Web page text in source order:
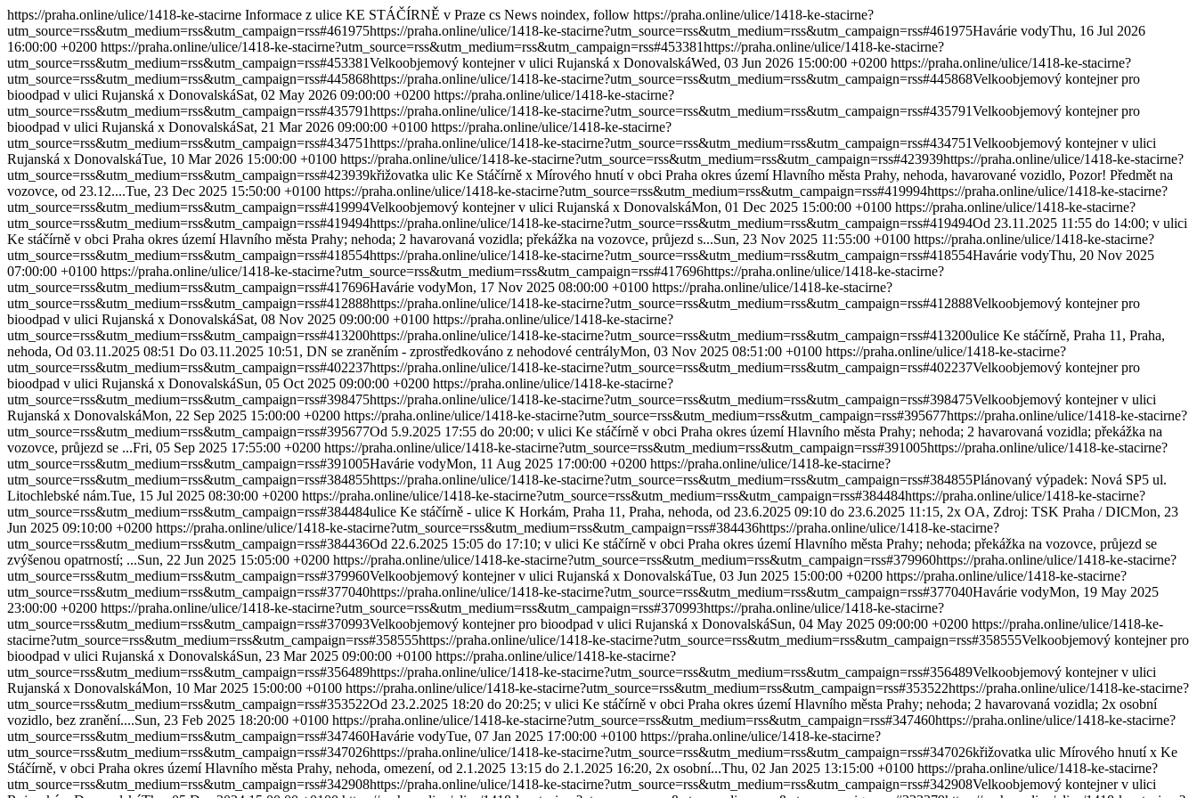
https://praha.online/ulice/1418-ke-stacirne Informace z ulice KE STÁČÍRNĚ v Praze cs News noindex, follow https://praha.online/ulice/1418-ke-stacirne?
utm_source=rss&utm_medium=rss&utm_campaign=rss#461975https://praha.online/ulice/1418-ke-stacirne?utm_source=rss&utm_medium=rss&utm_campaign=rss#461975Havárie vodyThu, 16 Jul 2026
16:00:00 +0200 https://praha.online/ulice/1418-ke-stacirne?utm_source=rss&utm_medium=rss&utm_campaign=rss#453381https://praha.online/ulice/1418-ke-stacirne?
utm_source=rss&utm_medium=rss&utm_campaign=rss#453381Velkoobjemový kontejner v ulici Rujanská x DonovalskáWed, 03 Jun 2026 15:00:00 +0200 https://praha.online/ulice/1418-ke-stacirne?
utm_source=rss&utm_medium=rss&utm_campaign=rss#445868https://praha.online/ulice/1418-ke-stacirne?utm_source=rss&utm_medium=rss&utm_campaign=rss#445868Velkoobjemový kontejner pro
bioodpad v ulici Rujanská x DonovalskáSat, 02 May 2026 09:00:00 +0200 https://praha.online/ulice/1418-ke-stacirne?
utm_source=rss&utm_medium=rss&utm_campaign=rss#435791https://praha.online/ulice/1418-ke-stacirne?utm_source=rss&utm_medium=rss&utm_campaign=rss#435791Velkoobjemový kontejner pro
bioodpad v ulici Rujanská x DonovalskáSat, 21 Mar 2026 09:00:00 +0100 https://praha.online/ulice/1418-ke-stacirne?
utm_source=rss&utm_medium=rss&utm_campaign=rss#434751https://praha.online/ulice/1418-ke-stacirne?utm_source=rss&utm_medium=rss&utm_campaign=rss#434751Velkoobjemový kontejner v ulici
Rujanská x DonovalskáTue, 10 Mar 2026 15:00:00 +0100 https://praha.online/ulice/1418-ke-stacirne?utm_source=rss&utm_medium=rss&utm_campaign=rss#423939https://praha.online/ulice/1418-ke-stacirne?
utm_source=rss&utm_medium=rss&utm_campaign=rss#423939křižovatka ulic Ke Stáčírně x Mírového hnutí v obci Praha okres území Hlavního města Prahy, nehoda, havarované vozidlo, Pozor! Předmět na
vozovce, od 23.12....Tue, 23 Dec 2025 15:50:00 +0100 https://praha.online/ulice/1418-ke-stacirne?utm_source=rss&utm_medium=rss&utm_campaign=rss#419994https://praha.online/ulice/1418-ke-stacirne?
utm_source=rss&utm_medium=rss&utm_campaign=rss#419994Velkoobjemový kontejner v ulici Rujanská x DonovalskáMon, 01 Dec 2025 15:00:00 +0100 https://praha.online/ulice/1418-ke-stacirne?
utm_source=rss&utm_medium=rss&utm_campaign=rss#419494https://praha.online/ulice/1418-ke-stacirne?utm_source=rss&utm_medium=rss&utm_campaign=rss#419494Od 23.11.2025 11:55 do 14:00; v ulici
Ke stáčírně v obci Praha okres území Hlavního města Prahy; nehoda; 2 havarovaná vozidla; překážka na vozovce, průjezd s...Sun, 23 Nov 2025 11:55:00 +0100 https://praha.online/ulice/1418-ke-stacirne?
utm_source=rss&utm_medium=rss&utm_campaign=rss#418554https://praha.online/ulice/1418-ke-stacirne?utm_source=rss&utm_medium=rss&utm_campaign=rss#418554Havárie vodyThu, 20 Nov 2025
07:00:00 +0100 https://praha.online/ulice/1418-ke-stacirne?utm_source=rss&utm_medium=rss&utm_campaign=rss#417696https://praha.online/ulice/1418-ke-stacirne?
utm_source=rss&utm_medium=rss&utm_campaign=rss#417696Havárie vodyMon, 17 Nov 2025 08:00:00 +0100 https://praha.online/ulice/1418-ke-stacirne?
utm_source=rss&utm_medium=rss&utm_campaign=rss#412888https://praha.online/ulice/1418-ke-stacirne?utm_source=rss&utm_medium=rss&utm_campaign=rss#412888Velkoobjemový kontejner pro
bioodpad v ulici Rujanská x DonovalskáSat, 08 Nov 2025 09:00:00 +0100 https://praha.online/ulice/1418-ke-stacirne?
utm_source=rss&utm_medium=rss&utm_campaign=rss#413200https://praha.online/ulice/1418-ke-stacirne?utm_source=rss&utm_medium=rss&utm_campaign=rss#413200ulice Ke stáčírně, Praha 11, Praha,
nehoda, Od 03.11.2025 08:51 Do 03.11.2025 10:51, DN se zraněním - zprostředkováno z nehodové centrályMon, 03 Nov 2025 08:51:00 +0100 https://praha.online/ulice/1418-ke-stacirne?
utm_source=rss&utm_medium=rss&utm_campaign=rss#402237https://praha.online/ulice/1418-ke-stacirne?utm_source=rss&utm_medium=rss&utm_campaign=rss#402237Velkoobjemový kontejner pro
bioodpad v ulici Rujanská x DonovalskáSun, 05 Oct 2025 09:00:00 +0200 https://praha.online/ulice/1418-ke-stacirne?
utm_source=rss&utm_medium=rss&utm_campaign=rss#398475https://praha.online/ulice/1418-ke-stacirne?utm_source=rss&utm_medium=rss&utm_campaign=rss#398475Velkoobjemový kontejner v ulici
Rujanská x DonovalskáMon, 22 Sep 2025 15:00:00 +0200 https://praha.online/ulice/1418-ke-stacirne?utm_source=rss&utm_medium=rss&utm_campaign=rss#395677https://praha.online/ulice/1418-ke-stacirne?
utm_source=rss&utm_medium=rss&utm_campaign=rss#395677Od 5.9.2025 17:55 do 20:00; v ulici Ke stáčírně v obci Praha okres území Hlavního města Prahy; nehoda; 2 havarovaná vozidla; překážka na
vozovce, průjezd se ...Fri, 05 Sep 2025 17:55:00 +0200 https://praha.online/ulice/1418-ke-stacirne?utm_source=rss&utm_medium=rss&utm_campaign=rss#391005https://praha.online/ulice/1418-ke-stacirne?
utm_source=rss&utm_medium=rss&utm_campaign=rss#391005Havárie vodyMon, 11 Aug 2025 17:00:00 +0200 https://praha.online/ulice/1418-ke-stacirne?
utm_source=rss&utm_medium=rss&utm_campaign=rss#384855https://praha.online/ulice/1418-ke-stacirne?utm_source=rss&utm_medium=rss&utm_campaign=rss#384855Plánovaný výpadek: Nová SP5 ul.
Litochlebské nám.Tue, 15 Jul 2025 08:30:00 +0200 https://praha.online/ulice/1418-ke-stacirne?utm_source=rss&utm_medium=rss&utm_campaign=rss#384484https://praha.online/ulice/1418-ke-stacirne?
utm_source=rss&utm_medium=rss&utm_campaign=rss#384484ulice Ke stáčírně - ulice K Horkám, Praha 11, Praha, nehoda, od 23.6.2025 09:10 do 23.6.2025 11:15, 2x OA, Zdroj: TSK Praha / DICMon, 23
Jun 2025 09:10:00 +0200 https://praha.online/ulice/1418-ke-stacirne?utm_source=rss&utm_medium=rss&utm_campaign=rss#384436https://praha.online/ulice/1418-ke-stacirne?
utm_source=rss&utm_medium=rss&utm_campaign=rss#384436Od 22.6.2025 15:05 do 17:10; v ulici Ke stáčírně v obci Praha okres území Hlavního města Prahy; nehoda; překážka na vozovce, průjezd se
zvýšenou opatrností; ...Sun, 22 Jun 2025 15:05:00 +0200 https://praha.online/ulice/1418-ke-stacirne?utm_source=rss&utm_medium=rss&utm_campaign=rss#379960https://praha.online/ulice/1418-ke-stacirne?
utm_source=rss&utm_medium=rss&utm_campaign=rss#379960Velkoobjemový kontejner v ulici Rujanská x DonovalskáTue, 03 Jun 2025 15:00:00 +0200 https://praha.online/ulice/1418-ke-stacirne?
utm_source=rss&utm_medium=rss&utm_campaign=rss#377040https://praha.online/ulice/1418-ke-stacirne?utm_source=rss&utm_medium=rss&utm_campaign=rss#377040Havárie vodyMon, 19 May 2025
23:00:00 +0200 https://praha.online/ulice/1418-ke-stacirne?utm_source=rss&utm_medium=rss&utm_campaign=rss#370993https://praha.online/ulice/1418-ke-stacirne?
utm_source=rss&utm_medium=rss&utm_campaign=rss#370993Velkoobjemový kontejner pro bioodpad v ulici Rujanská x DonovalskáSun, 04 May 2025 09:00:00 +0200 https://praha.online/ulice/1418-ke-
stacirne?utm_source=rss&utm_medium=rss&utm_campaign=rss#358555https://praha.online/ulice/1418-ke-stacirne?utm_source=rss&utm_medium=rss&utm_campaign=rss#358555Velkoobjemový kontejner pro
bioodpad v ulici Rujanská x DonovalskáSun, 23 Mar 2025 09:00:00 +0100 https://praha.online/ulice/1418-ke-stacirne?
utm_source=rss&utm_medium=rss&utm_campaign=rss#356489https://praha.online/ulice/1418-ke-stacirne?utm_source=rss&utm_medium=rss&utm_campaign=rss#356489Velkoobjemový kontejner v ulici
Rujanská x DonovalskáMon, 10 Mar 2025 15:00:00 +0100 https://praha.online/ulice/1418-ke-stacirne?utm_source=rss&utm_medium=rss&utm_campaign=rss#353522https://praha.online/ulice/1418-ke-stacirne?
utm_source=rss&utm_medium=rss&utm_campaign=rss#353522Od 23.2.2025 18:20 do 20:25; v ulici Ke stáčírně v obci Praha okres území Hlavního města Prahy; nehoda; 2 havarovaná vozidla; 2x osobní
vozidlo, bez zranění....Sun, 23 Feb 2025 18:20:00 +0100 https://praha.online/ulice/1418-ke-stacirne?utm_source=rss&utm_medium=rss&utm_campaign=rss#347460https://praha.online/ulice/1418-ke-stacirne?
utm_source=rss&utm_medium=rss&utm_campaign=rss#347460Havárie vodyTue, 07 Jan 2025 17:00:00 +0100 https://praha.online/ulice/1418-ke-stacirne?
utm_source=rss&utm_medium=rss&utm_campaign=rss#347026https://praha.online/ulice/1418-ke-stacirne?utm_source=rss&utm_medium=rss&utm_campaign=rss#347026křižovatka ulic Mírového hnutí x Ke
Stáčírně, v obci Praha okres území Hlavního města Prahy, nehoda, omezení, od 2.1.2025 13:15 do 2.1.2025 16:20, 2x osobní...Thu, 02 Jan 2025 13:15:00 +0100 https://praha.online/ulice/1418-ke-stacirne?
utm_source=rss&utm_medium=rss&utm_campaign=rss#342908https://praha.online/ulice/1418-ke-stacirne?utm_source=rss&utm_medium=rss&utm_campaign=rss#342908Velkoobjemový kontejner v ulici